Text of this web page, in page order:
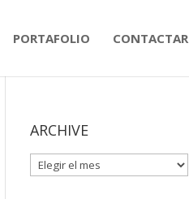
PORTAFOLIO CONTACTAR
ARCHIVE
ARCHIVE